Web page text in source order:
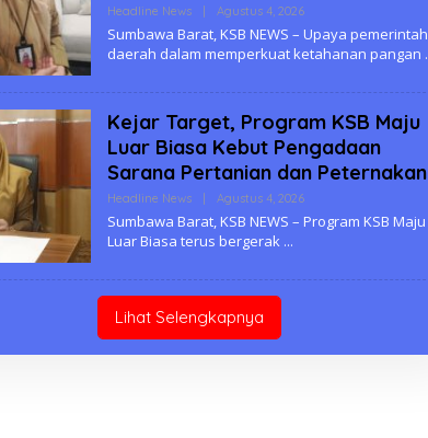
Headline News Agustus 4, 2026O
L
E
H
Sumbawa Barat, KSB NEWS – Upaya pemerintah
daerah dalam memperkuat ketahanan pangan
Kejar Target, Program KSB Maju
Luar Biasa Kebut Pengadaan
Sarana Pertanian dan Peternakan
Headline News Agustus 4, 2026O
L
E
Sumbawa Barat, KSB NEWS – Program KSB Maju
Luar Biasa terus bergerak
Lihat Selengkapnya